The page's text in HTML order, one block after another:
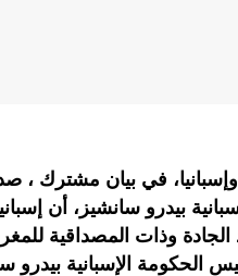
في بيان مشترك ،
بيدرو سانشيز، أن
الجادة وذات المصداقية
الحكومة الإسبانية بيدرو